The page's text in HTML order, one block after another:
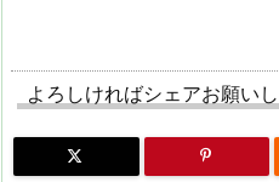
よろしければシェアお願い